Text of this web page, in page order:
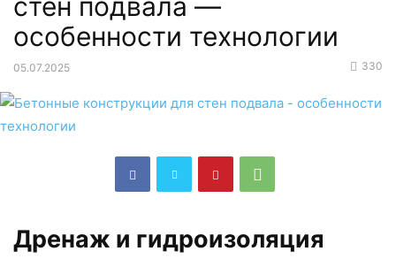
особенности технологии
05.07.2025 330
Дренаж и гидроизоляция